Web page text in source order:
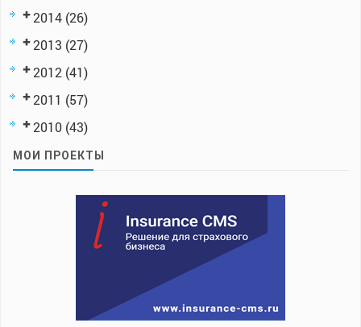
2014 (26)
2013 (27)
2012 (41)
2011 (57)
2010 (43)
МОИ ПРОЕКТЫ